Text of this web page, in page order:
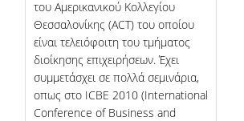
του Αμερικανικού Κολλεγίου
Θεσσαλονίκης (ACT) του οποίου
είναι τελειόφοιτη του τμήματος
διοίκησης επιχειρήσεων. Έχει
συμμετάσχει σε πολλά σεμινάρια,
οπως στο ICBE 2010 (International
Conference of Business and